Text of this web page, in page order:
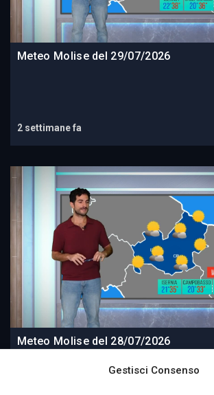
Gestisci Consenso
Meteo Molise del 29/07/2026
2 settimane fa
Meteo Molise del 28/07/2026